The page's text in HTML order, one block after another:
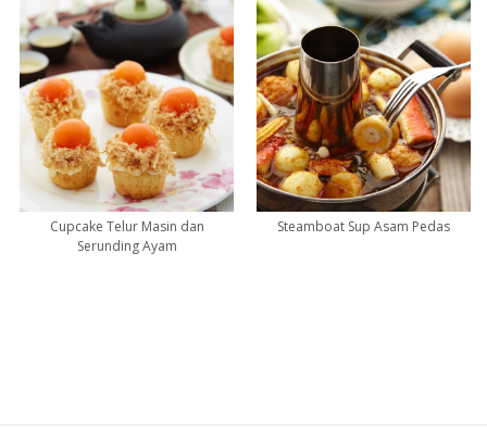
Cupcake Telur Masin dan
Serunding Ayam
Steamboat Sup Asam Pedas